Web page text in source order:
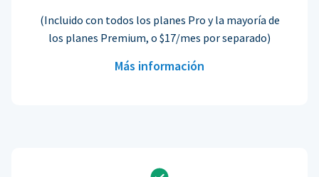
(Incluido con todos los planes Pro y la mayoría de
los planes Premium, o $17/mes por separado)
Más información